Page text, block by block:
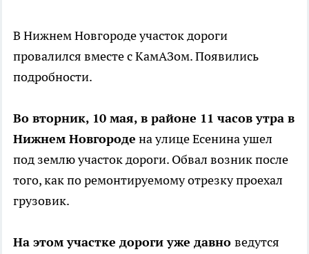
В Нижнем Новгороде участок дороги
провалился вместе с КамАЗом. Появились
подробности.
Во вторник, 10 мая, в районе 11 часов утра в
Нижнем Новгороде на улице Есенина ушел
под землю участок дороги. Обвал возник после
того, как по ремонтируемому отрезку проехал
грузовик.
На этом участке дороги уже давно ведутся